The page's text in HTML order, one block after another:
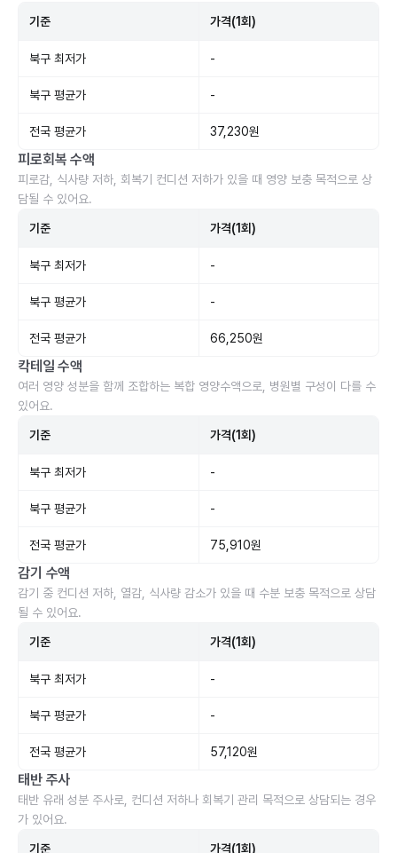
기준 가격(1회)
북구 최저가 -
북구 평균가 -
전국 평균가 37,230원
피로회복 수액
피로감, 식사량 저하, 회복기 컨디션 저하가 있을 때 영양 보충 목적으로 상
담될 수 있어요.
기준 가격(1회)
북구 최저가 -
북구 평균가 -
전국 평균가 66,250원
칵테일 수액
여러 영양 성분을 함께 조합하는 복합 영양수액으로, 병원별 구성이 다를 수
있어요.
기준 가격(1회)
북구 최저가 -
북구 평균가 -
전국 평균가 75,910원
감기 수액
감기 중 컨디션 저하, 열감, 식사량 감소가 있을 때 수분 보충 목적으로 상담
될 수 있어요.
기준 가격(1회)
북구 최저가 -
북구 평균가 -
전국 평균가 57,120원
태반 주사
태반 유래 성분 주사로, 컨디션 저하나 회복기 관리 목적으로 상담되는 경우
가 있어요.
기준 가격(1회)